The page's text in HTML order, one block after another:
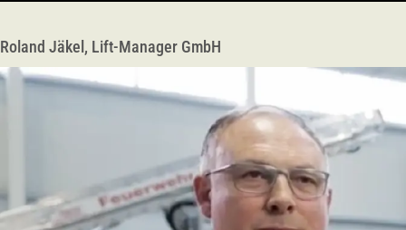
Roland Jäkel, Lift-Manager GmbH